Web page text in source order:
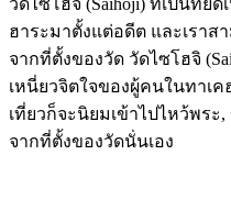
ฮาระมาตั้งแต่อดีต และเราส
จากที่ตั้งของวัด วัดไซโฮจิ
เหนี่ยวจิตใจของผู้คนในทาเ
เที่ยวก็จะนิยมเข้าไปไหว้พร
จากที่ตั้งของวัดนั่นเอง